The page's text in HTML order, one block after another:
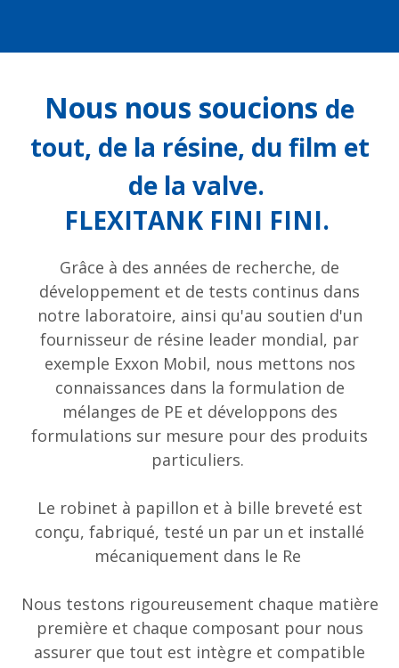
Nous nous soucions de
tout, de la résine, du film et
de la valve.
FLEXITANK FINI FINI.
Grâce à des années de recherche, de
développement et de tests continus dans
notre laboratoire, ainsi qu'au soutien d'un
fournisseur de résine leader mondial, par
exemple Exxon Mobil, nous mettons nos
connaissances dans la formulation de
mélanges de PE et développons des
formulations sur mesure pour des produits
particuliers.
Le robinet à papillon et à bille breveté est
conçu, fabriqué, testé un par un et installé
mécaniquement dans le Re
Nous testons rigoureusement chaque matière
première et chaque composant pour nous
assurer que tout est intègre et compatible